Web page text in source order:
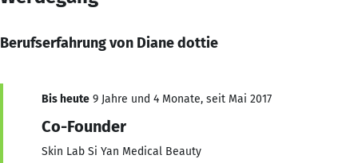
Berufserfahrung von Diane dottie
Bis heute 9 Jahre und 4 Monate, seit Mai 2017
Co-Founder
Skin Lab Si Yan Medical Beauty